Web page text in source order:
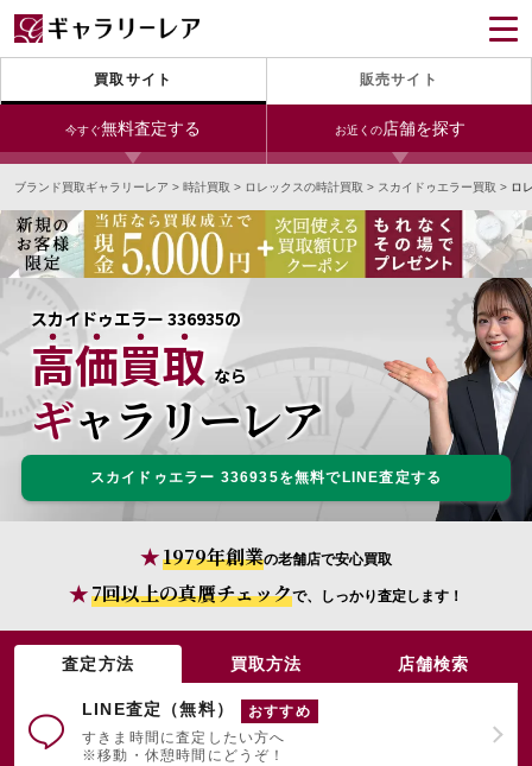
買取サイト 販売サイト
今すぐ無料査定する お近くの店舗を探す
今すぐLINE査定
24時間受付（対応時間10:00～19:00）
宅配買取を申し込む
今すぐ電話査定
受付時間 10:00～19:00
銀座本店 青山表参道店 新宿東口店
心斎橋本店
なんば店 神戸元町(三宮)店 LAB大阪
宅配買取を申し込む
ブランド買取ギャラリーレア > 時計買取 > ロレックスの時計買取 > スカイドゥエラー買取 > ロ
スカイドゥエラー 336935の
高価買取 なら
ギャラリーレア
スカイドゥエラー 336935を無料でLINE査定する
1979年創業の老舗店で安心買取
7回以上の真贋チェックで、しっかり査定します！
査定方法 買取方法 店舗検索
LINE査定（無料）
おすすめ
すきま時間に査定したい方へ
※移動・休憩時間にどうぞ！